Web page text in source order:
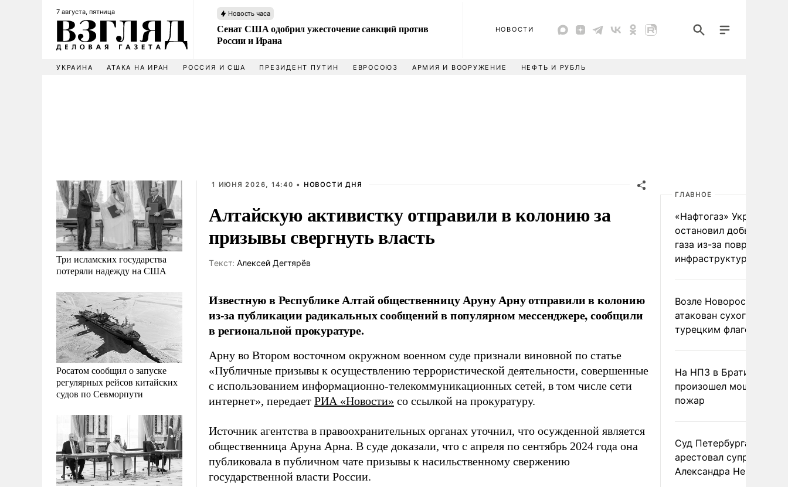
7 августа, пятница Новость часа
Сенат США одобрил ужесточение санкций против
России и Ирана
НОВОСТИ
УКРАИНА АТАКА НА ИРАН РОССИЯ И США ПРЕЗИДЕНТ ПУТИН ЕВРОСОЮЗ АРМИЯ И ВООРУЖЕНИЕ НЕФТЬ И РУБЛЬ
Три исламских государства
потеряли надежду на США
Росатом сообщил о запуске
регулярных рейсов китайских
судов по Севморпути
1 ИЮНЯ 2026, 14:40 • НОВОСТИ ДНЯ
Алтайскую активистку отправили в колонию за
призывы свергнуть власть
Tекст: Алексей Дегтярёв
Известную в Республике Алтай общественницу Аруну Арну отправили в колонию
из-за публикации радикальных сообщений в популярном мессенджере, сообщили
в региональной прокуратуре.
Арну во Втором восточном окружном военном суде признали виновной по статье
«Публичные призывы к осуществлению террористической деятельности, совершенные
с использованием информационно-телекоммуникационных сетей, в том числе сети
интернет», передает РИА «Новости» со ссылкой на прокуратуру.
Источник агентства в правоохранительных органах уточнил, что осужденной является
общественница Аруна Арна. В суде доказали, что с апреля по сентябрь 2024 года она
публиковала в публичном чате призывы к насильственному свержению
государственной власти России.
ГЛАВНОЕ
«Нафтогаз» Украины
остановил добычу
газа из-за повреждения
инфраструктуры
Возле Новороссийска
атакован сухогруз под
турецким флагом
На НПЗ в Братиславе
произошел мощный
пожар
Суд Петербурга заочно
арестовал супругу
Александра Невзорова